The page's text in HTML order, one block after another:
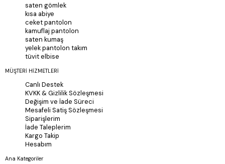
saten gömlek
kısa abiye
ceket pantolon
kamuflaj pantolon
saten kumaş
yelek pantolon takım
tüvit elbise
MÜŞTERİ HİZMETLERİ
Canlı Destek
KVKK & Gizlilik Sözleşmesi
Değişim ve İade Süreci
Mesafeli Satiş Sözleşmesi
Siparişlerim
İade Taleplerim
Kargo Takip
Hesabım
Ana Kategoriler